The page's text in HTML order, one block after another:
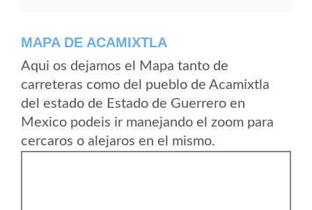
MAPA DE ACAMIXTLA
Aqui os dejamos el Mapa tanto de
carreteras como del pueblo de Acamixtla
del estado de Estado de Guerrero en
Mexico podeis ir manejando el zoom para
cercaros o alejaros en el mismo.